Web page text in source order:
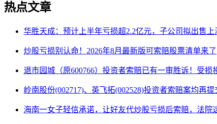
热点文章
华胜天成：预计上半年亏损超2.2亿元，子公司拟出售
炒股亏损别认命！2026年8月最新版可索赔股票清单来了
退市园城（原600766）投资者索赔已有一审胜诉！受损
岭南股份(002717)、英飞拓(002528)投资者索赔案均再
海南一女子轻信承诺，让好友代炒股亏损后索赔，法院